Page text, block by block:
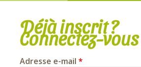
Déjà inscrit ?
Connectez-
Adresse e-mail *